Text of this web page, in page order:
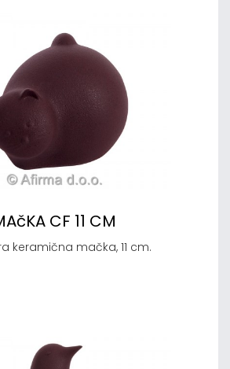
CF 11 CM
keramična mačka, 11 cm.